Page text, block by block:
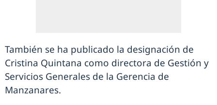
También se ha publicado la designación de
Cristina Quintana como directora de Gestión y
Servicios Generales de la Gerencia de
Manzanares.